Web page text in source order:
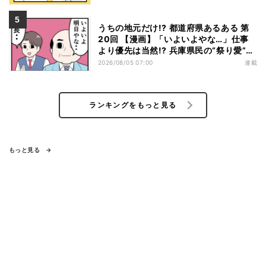
うちの地元だけ!? 都道府県あるある 第
20回 【漫画】「いよいよやな…」仕事
より優先は当然!? 兵庫県民の“祭り愛”が
熱すぎた
2026/08/05 07:00 連載
ランキングをもっと見る
もっと見る